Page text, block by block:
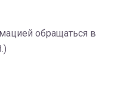
обращаться в